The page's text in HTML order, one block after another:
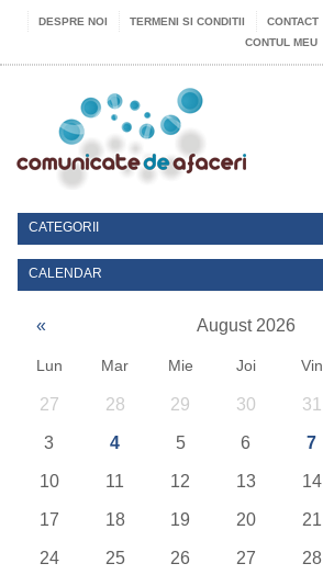
DESPRE NOI TERMENI SI CONDITII CONTACT
CONTUL MEU
CATEGORII
CALENDAR
« August 2026
Lun Mar Mie Joi Vin
27 28 29 30 31
3 4 5 6 7
10 11 12 13 14
17 18 19 20 21
24 25 26 27 28